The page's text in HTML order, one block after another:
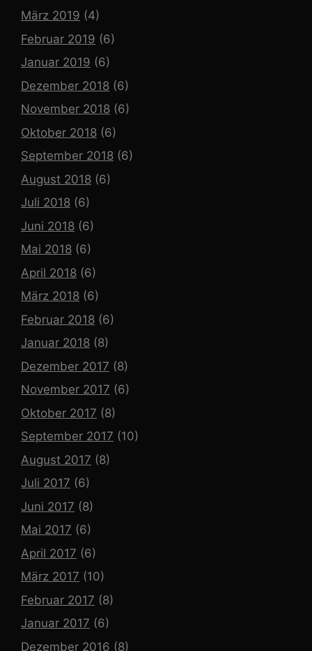
März 2019 (4)
Februar 2019 (6)
Januar 2019 (6)
Dezember 2018 (6)
November 2018 (6)
Oktober 2018 (6)
September 2018 (6)
August 2018 (6)
Juli 2018 (6)
Juni 2018 (6)
Mai 2018 (6)
April 2018 (6)
März 2018 (6)
Februar 2018 (6)
Januar 2018 (8)
Dezember 2017 (8)
November 2017 (6)
Oktober 2017 (8)
September 2017 (10)
August 2017 (8)
Juli 2017 (6)
Juni 2017 (8)
Mai 2017 (6)
April 2017 (6)
März 2017 (10)
Februar 2017 (8)
Januar 2017 (6)
Dezember 2016 (8)